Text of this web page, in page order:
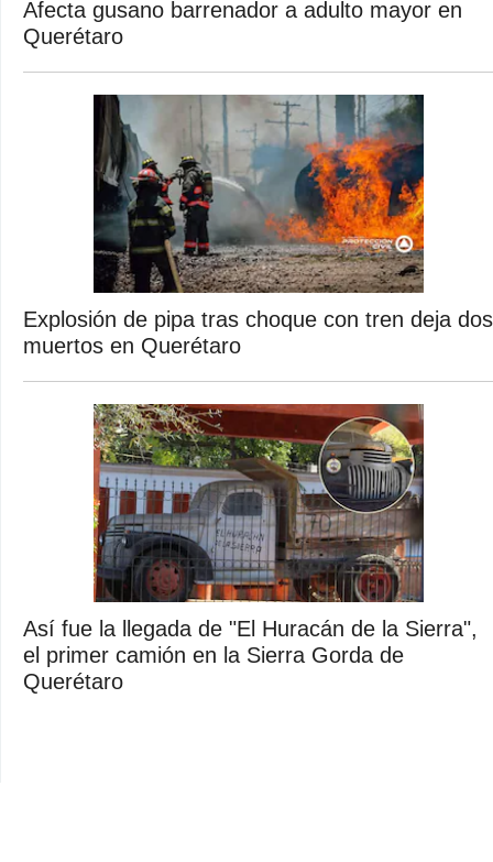
Afecta gusano barrenador a adulto mayor en
Querétaro
Explosión de pipa tras choque con tren deja dos
muertos en Querétaro
Así fue la llegada de "El Huracán de la Sierra",
el primer camión en la Sierra Gorda de
Querétaro